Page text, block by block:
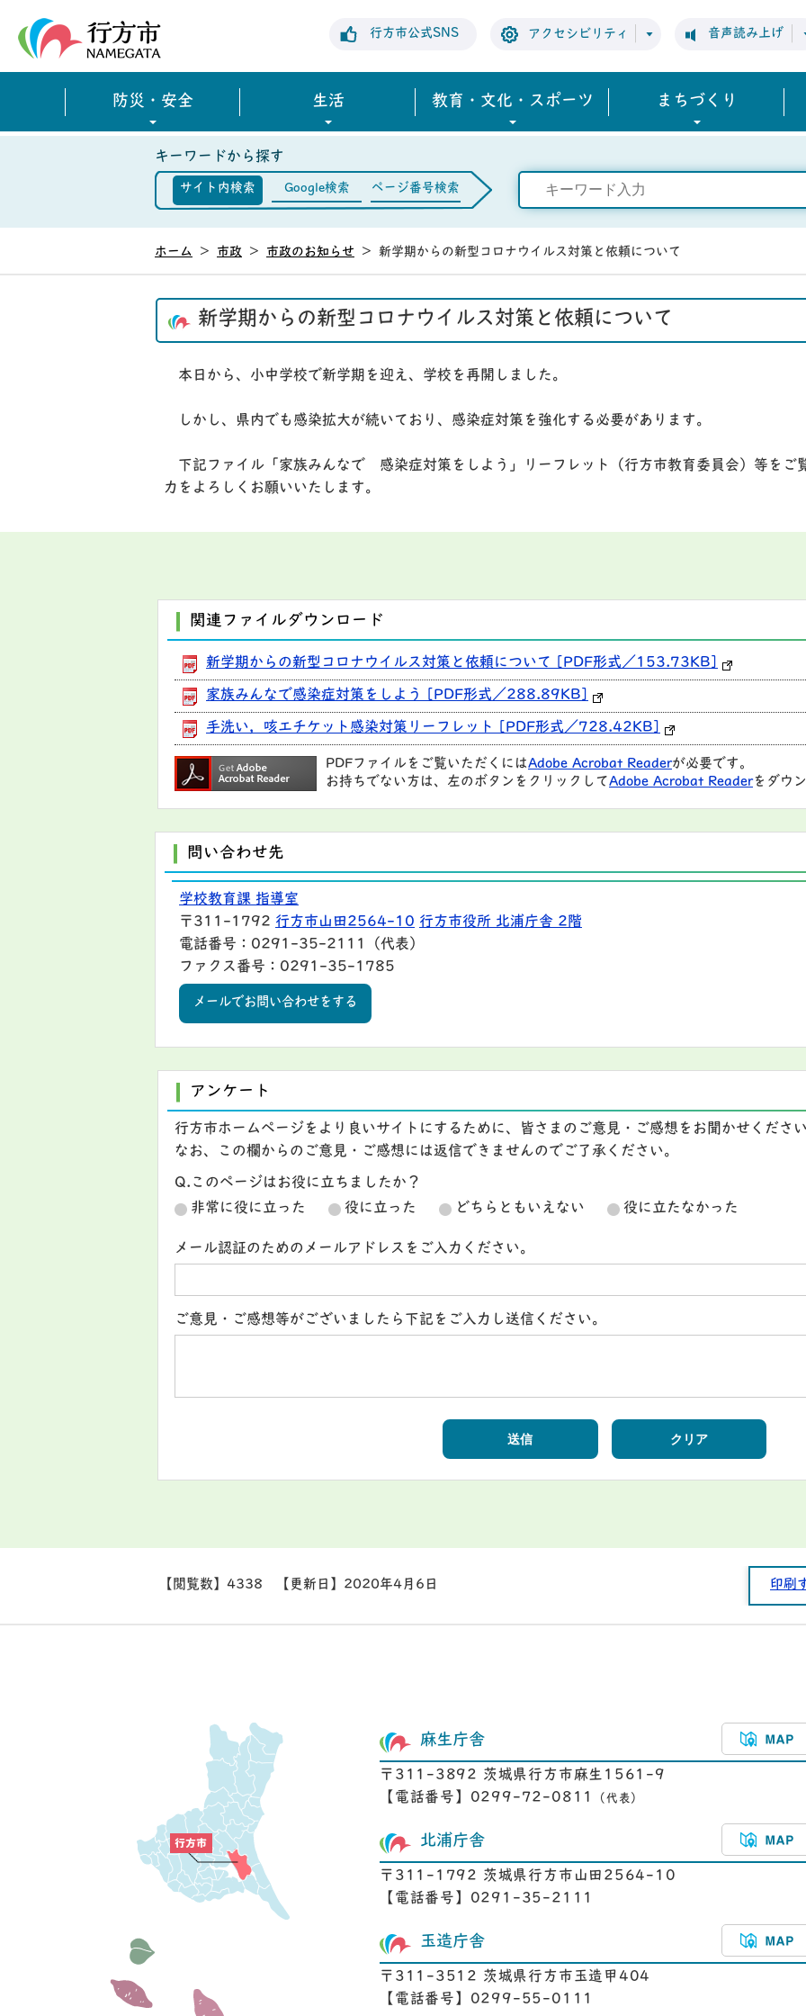
行方市公式SNS アクセシビリティ 音声読み上げ
防災・安全 生活 教育・文化・スポーツ まちづくり
キーワードから探す
サイト内検索 Google検索 ページ番号検索
ホーム > 市政 > 市政のお知らせ > 新学期からの新型コロナウイルス対策と依頼について
新学期からの新型コロナウイルス対策と依頼について
本日から、小中学校で新学期を迎え、学校を再開しました。
しかし、県内でも感染拡大が続いており、感染症対策を強化する必要があります。
下記ファイル「家族みんなで 感染症対策をしよう」リーフレット（行方市教育委員会）等をご
力をよろしくお願いいたします。
関連ファイルダウンロード
新学期からの新型コロナウイルス対策と依頼について [PDF形式／153.73KB]
家族みんなで感染症対策をしよう [PDF形式／288.89KB]
手洗い，咳エチケット感染対策リーフレット [PDF形式／728.42KB]
PDFファイルをご覧いただくにはAdobe Acrobat Readerが必要です。
お持ちでない方は、左のボタンをクリックして Adobe Acrobat Readerをダウ
問い合わせ先
学校教育課 指導室
〒311-1792 行方市山田2564-10 行方市役所 北浦庁舎 2階
電話番号：0291-35-2111（代表）
ファクス番号：0291-35-1785
メールでお問い合わせをする
アンケート
行方市ホームページをより良いサイトにするために、皆さまのご意見・ご感想をお聞かせくださ
なお、この欄からのご意見・ご感想には返信できませんのでご了承ください。
Q.このページはお役に立ちましたか？
非常に役に立った
役に立った どちらともいえない 役に立たなかった
メール認証のためのメールアドレスをご入力ください。
ご意見・ご感想等がございましたら下記をご入力し送信ください。
【閲覧数】 4338 【更新日】 2020年4月6日 印刷
麻生庁舎
〒311-3892 茨城県行方市麻生1561-9
【電話番号】0299-72-0811
（代表）
北浦庁舎
〒311-1792 茨城県行方市山田2564-10
【電話番号】0291-35-2111
玉造庁舎
〒311-3512 茨城県行方市玉造甲404
【電話番号】0299-55-0111